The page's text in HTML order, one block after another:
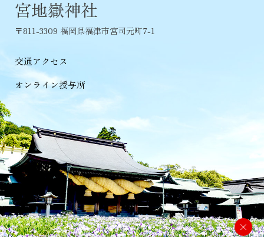
宮地嶽神社
〒811-3309 福岡県福津市宮司元町7-1
交通アクセス
オンライン授与所
×